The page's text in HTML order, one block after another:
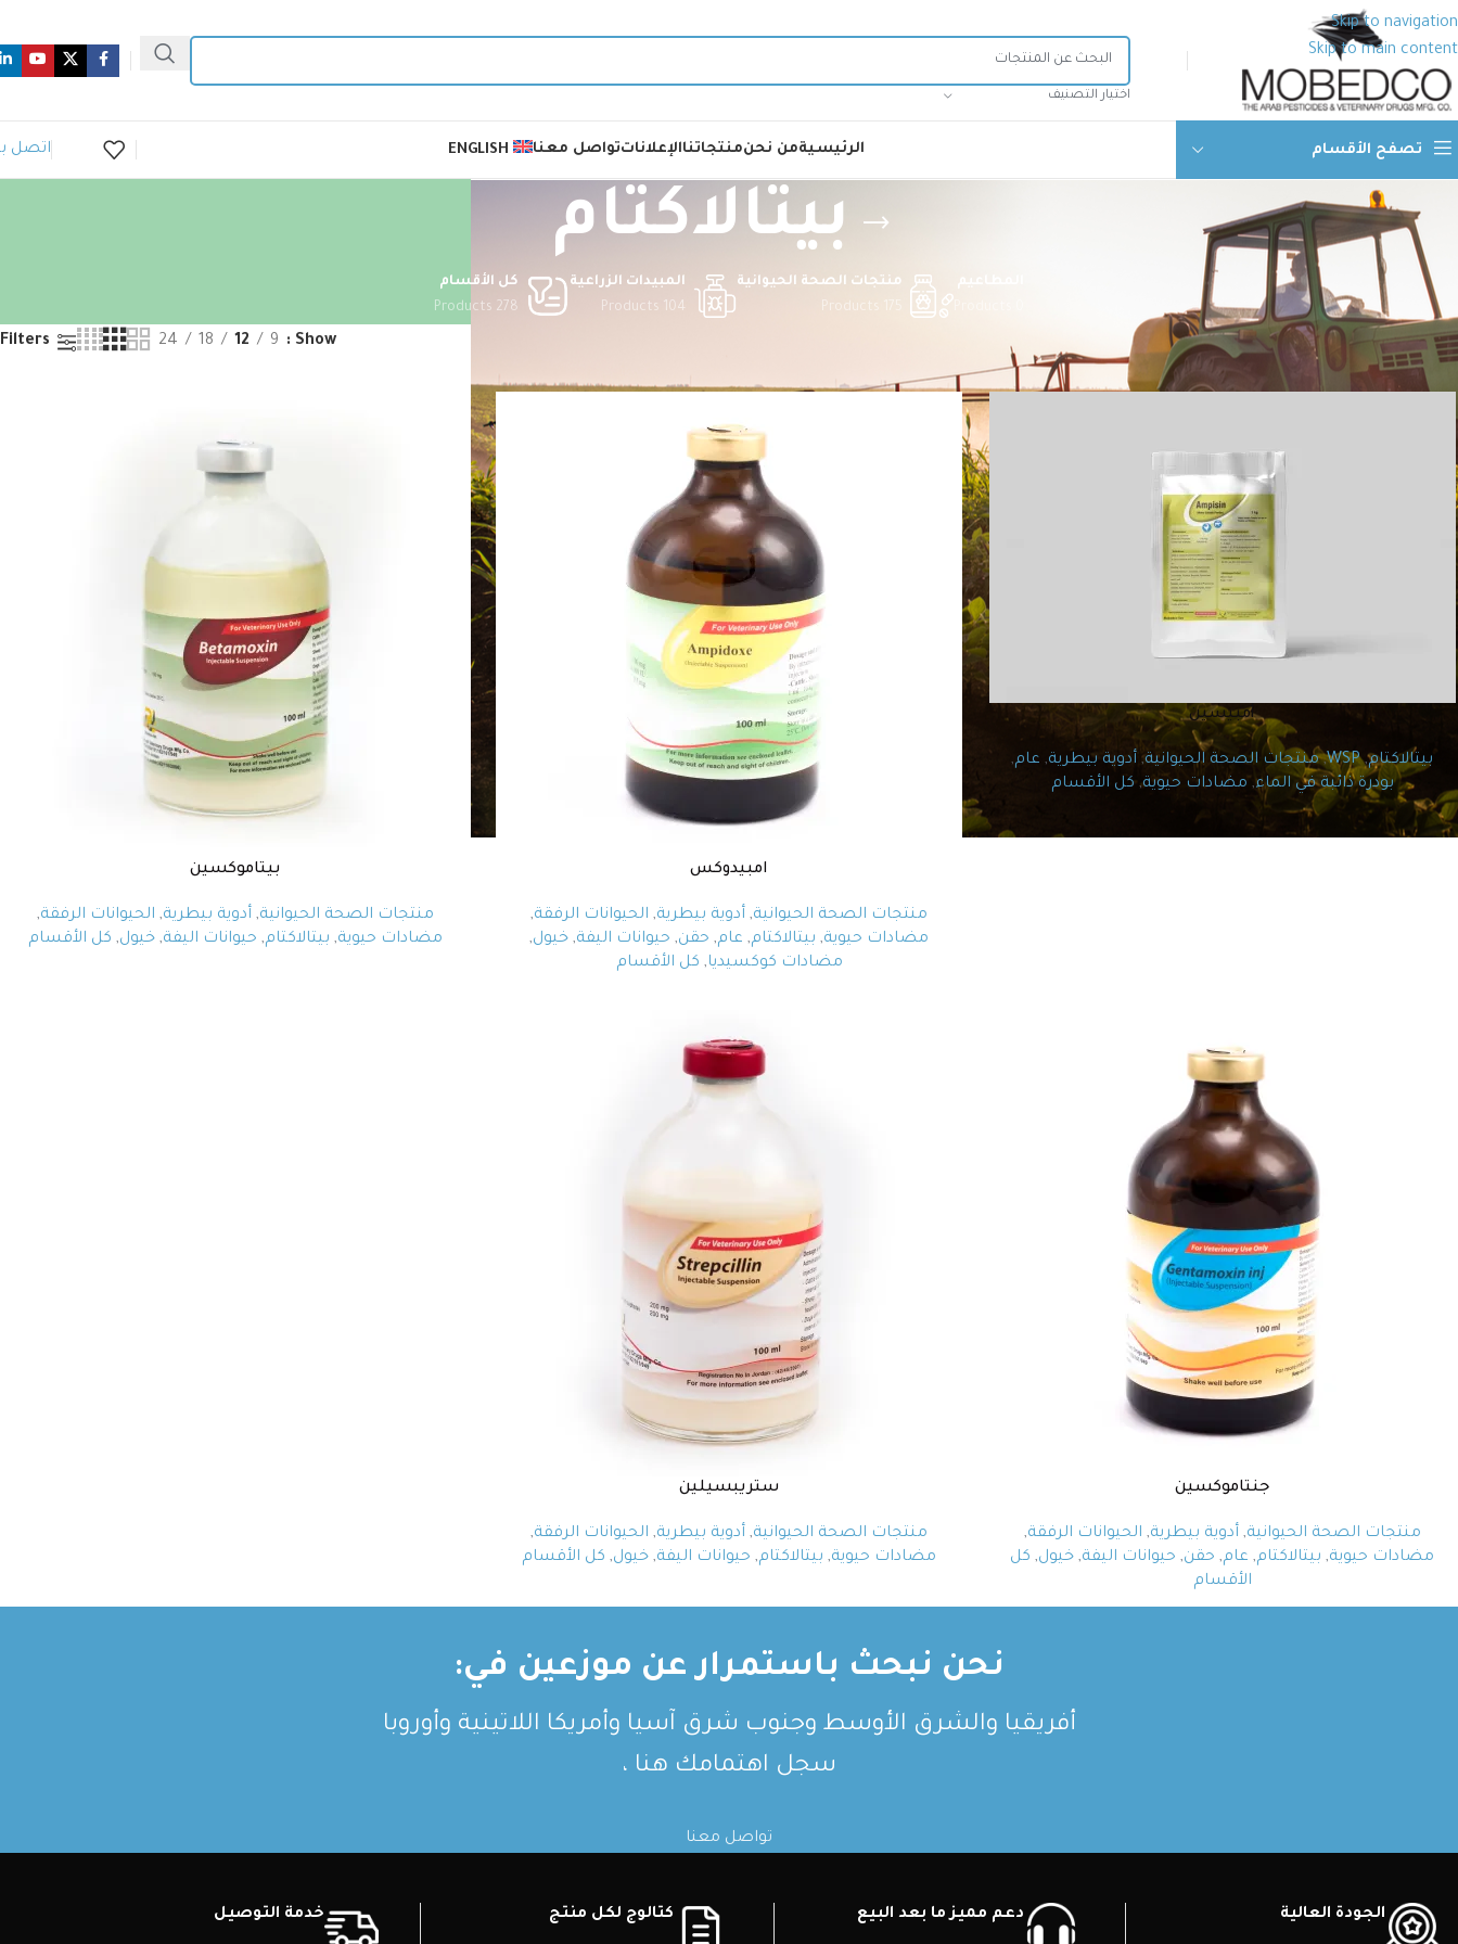
Skip to navigation
Skip to main content
اختيار التصنيف
تصفح الأقسام الرئيسيةمن نحنمنتجاتناالإعلاناتتواصل معنا ENGLISH اتصل
بيتالاكتام
المطاعيم
منتجات الصحة الحيوانية
المبيدات الزراعية
104 Products
كل الأقسام
278 Products
الرئيسية منتجات الصحة الحيوانية أدوية بيطرية Show
9
12
18
24
Filters
أمبيسين
بيتالاكتام,
WSP
,منتجات الصحة الحيوانية, أدوية بيطرية, عام,
بودرة ذائبة في الماء, مضادات حيوية,كل الأقسام
امبيدوكس
منتجات الصحة الحيوانية, أدوية بيطرية, الحيوانات الرفقة,
مضادات حيوية, بيتالاكتام, عام, حقن, حيوانات اليفة, خيول,
مضادات كوكسيديا, كل الأقسام
بيتاموكسين
منتجات الصحة الحيوانية, أدوية بيطرية, الحيوانات الرفقة,
مضادات حيوية, بيتالاكتام, حيوانات اليفة, خيول, كل الأقسام
جنتاموكسين
منتجات الصحة الحيوانية, أدوية بيطرية, الحيوانات الرفقة,
مضادات حيوية, بيتالاكتام, عام, حقن, حيوانات اليفة, خيول, كل
الأقسام
ستريبسيلين
منتجات الصحة الحيوانية, أدوية بيطرية, الحيوانات الرفقة,
مضادات حيوية, بيتالاكتام, حيوانات اليفة, خيول, كل الأقسام
نحن نبحث باستمرار عن موزعين في:
أفريقيا والشرق الأوسط وجنوب شرق آسيا وأمريكا اللاتينية وأوروبا
سجل اهتمامك هنا ،
تواصل معنا
الجودة العالية دعم مميز ما بعد البيع كتالوج لكل منتج خدمة التوصيل